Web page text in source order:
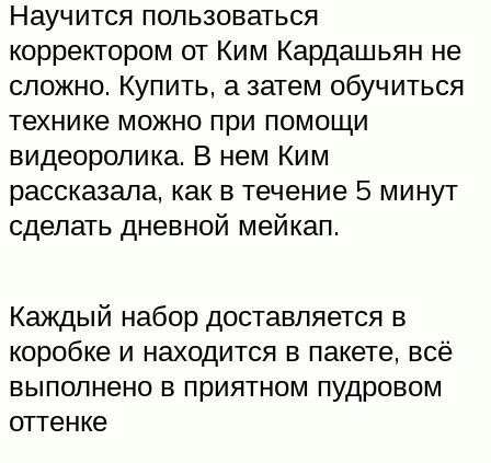
Научится пользоваться
корректором от Ким Кардашьян не
сложно. Купить, а затем обучиться
технике можно при помощи
видеоролика. В нем Ким
рассказала, как в течение 5 минут
сделать дневной мейкап.
Каждый набор доставляется в
коробке и находится в пакете, всё
выполнено в приятном пудровом
оттенке